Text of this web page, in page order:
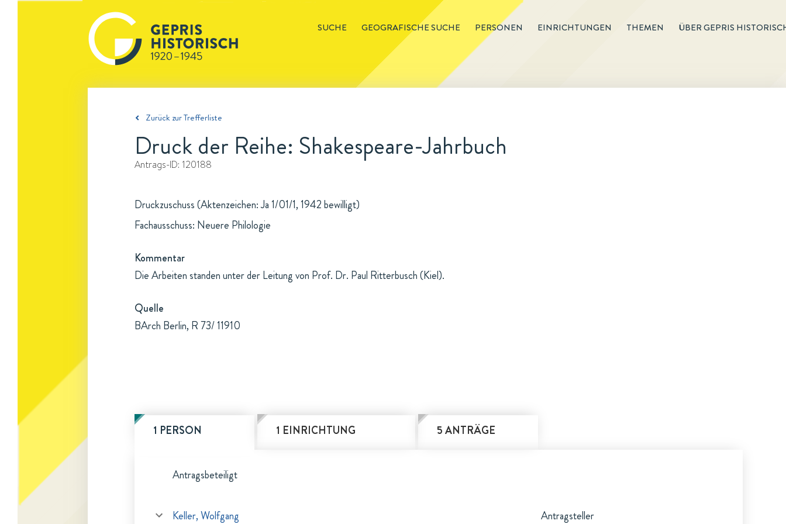
SUCHE GEOGRAFISCHE SUCHE PERSONEN EINRICHTUNGEN THEMEN ÜBER GEPRIS
Zurück zur Trefferliste
Druck der Reihe: Shakespeare-Jahrbuch
Antrags-ID: 120188
Druckzuschuss (Aktenzeichen: Ja 1/01/1, 1942 bewilligt)
Fachausschuss: Neuere Philologie
Kommentar
Die Arbeiten standen unter der Leitung von Prof. Dr. Paul Ritterbusch (Kiel).
Quelle
BArch Berlin, R 73/ 11910
1 PERSON 1 EINRICHTUNG 5 ANTRÄGE
Antragsbeteiligt
Keller, Wolfgang Antragsteller